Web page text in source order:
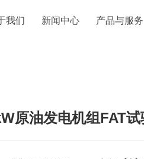
我们 新闻中心 产品与服务
原油发电机组FAT